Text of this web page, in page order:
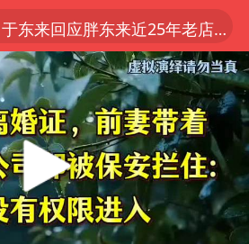
于东来回应胖东来近25年老店年底关闭
《披荆斩棘2026》阵容官宣
中国籍豪华游艇富商之子在泰国被杀
白海豚北上或致京津冀暴雨
美将每月供乌爱国者拦截导弹
《龙餐馆》 冲奖
世界第1特鲁姆普斯诺克中国赛一轮游